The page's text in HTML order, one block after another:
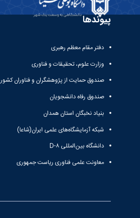
پیوندها
دفتر مقام معظم رهبری
وزارت علوم، تحقیقات و فناوری
صندوق حمایت از پژوهشگران و فناوران کشور
صندوق رفاه دانشجویان
بنیاد نخبگان استان همدان
شبکه آزمایشگاه‌های علمی ایران(شاعا)
دانشگاه بین‌المللی D-۸
معاونت علمی فناوری ریاست جمهوری